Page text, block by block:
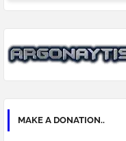
MAKE A DONATION..